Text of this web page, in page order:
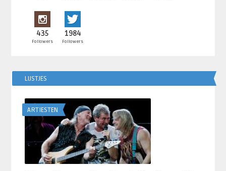
435
Followers
1984
Followers
LIJSTJES
ARTIESTEN